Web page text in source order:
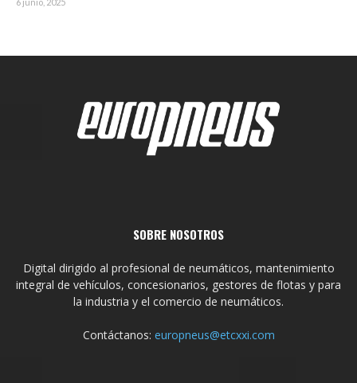
6 junio, 2025
SOBRE NOSOTROS
Digital dirigido al profesional de neumáticos, mantenimiento
integral de vehículos, concesionarios, gestores de flotas y para
la industria y el comercio de neumáticos.
Contáctanos: europneus@etcxxi.com